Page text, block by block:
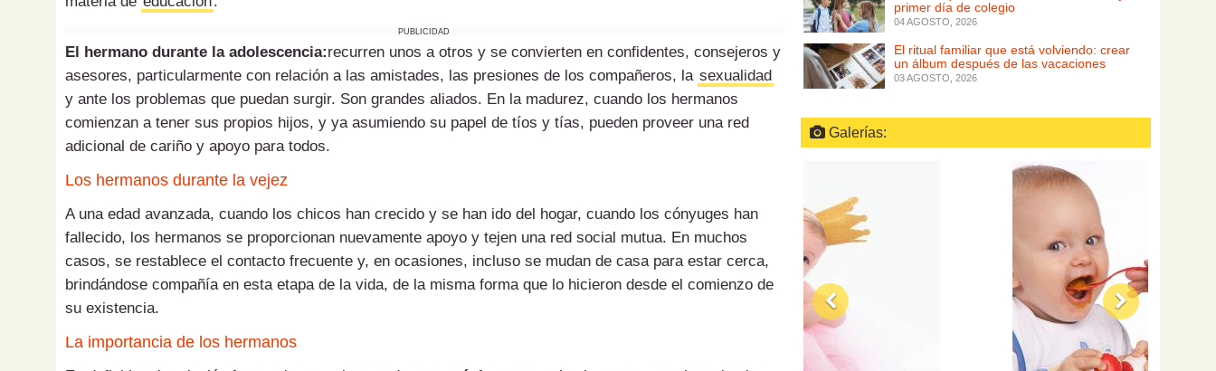
PUBLICIDAD
El hermano durante la adolescencia:recurren unos a otros y se convierten en confidentes, consejeros y
asesores, particularmente con relación a las amistades, las presiones de los compañeros, la sexualidad
y ante los problemas que puedan surgir. Son grandes aliados. En la madurez, cuando los hermanos
comienzan a tener sus propios hijos, y ya asumiendo su papel de tíos y tías, pueden proveer una red
adicional de cariño y apoyo para todos.
Los hermanos durante la vejez
A una edad avanzada, cuando los chicos han crecido y se han ido del hogar, cuando los cónyuges han
fallecido, los hermanos se proporcionan nuevamente apoyo y tejen una red social mutua. En muchos
casos, se restablece el contacto frecuente y, en ocasiones, incluso se mudan de casa para estar cerca,
brindándose compañía en esta etapa de la vida, de la misma forma que lo hicieron desde el comienzo de
su existencia.
La importancia de los hermanos
primer día de colegio
04 AGOSTO, 2026
El ritual familiar que está volviendo: crear
un álbum después de las vacaciones
03 AGOSTO, 2026
Galerías: